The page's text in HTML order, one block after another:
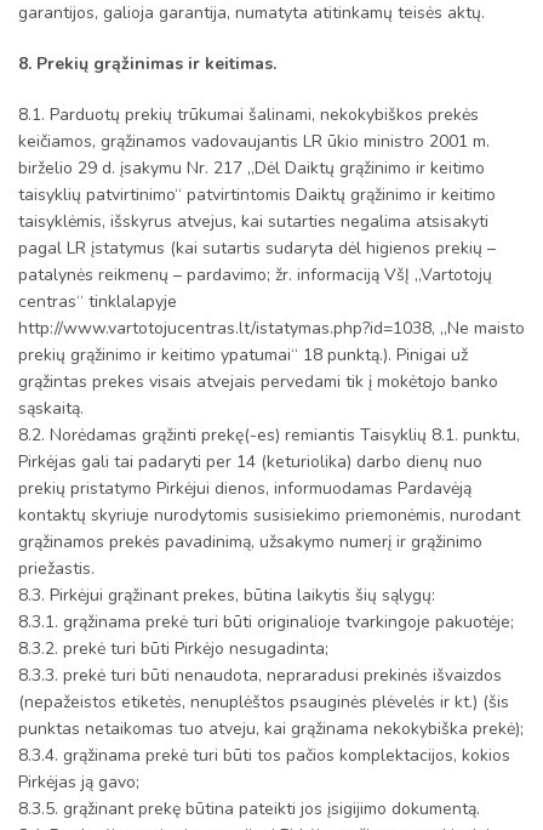
garantijos, galioja garantija, numatyta atitinkamų teisės aktų.
8. Prekių grąžinimas ir keitimas.
8.1. Parduotų prekių trūkumai šalinami, nekokybiškos prekės
keičiamos, grąžinamos vadovaujantis LR ūkio ministro 2001 m.
birželio 29 d. įsakymu Nr. 217 „Dėl Daiktų grąžinimo ir keitimo
taisyklių patvirtinimo“ patvirtintomis Daiktų grąžinimo ir keitimo
taisyklėmis, išskyrus atvejus, kai sutarties negalima atsisakyti
pagal LR įstatymus (kai sutartis sudaryta dėl higienos prekių –
patalynės reikmenų – pardavimo; žr. informaciją VšĮ „Vartotojų
centras“ tinklalapyje
http://www.vartotojucentras.lt/istatymas.php?id=1038, „Ne maisto
prekių grąžinimo ir keitimo ypatumai“ 18 punktą.). Pinigai už
grąžintas prekes visais atvejais pervedami tik į mokėtojo banko
sąskaitą.
8.2. Norėdamas grąžinti prekę(-es) remiantis Taisyklių 8.1. punktu,
Pirkėjas gali tai padaryti per 14 (keturiolika) darbo dienų nuo
prekių pristatymo Pirkėjui dienos, informuodamas Pardavėją
kontaktų skyriuje nurodytomis susisiekimo priemonėmis, nurodant
grąžinamos prekės pavadinimą, užsakymo numerį ir grąžinimo
priežastis.
8.3. Pirkėjui grąžinant prekes, būtina laikytis šių sąlygų:
8.3.1. grąžinama prekė turi būti originalioje tvarkingoje pakuotėje;
8.3.2. prekė turi būti Pirkėjo nesugadinta;
8.3.3. prekė turi būti nenaudota, nepraradusi prekinės išvaizdos
(nepažeistos etiketės, nenuplėštos psauginės plėvelės ir kt.) (šis
punktas netaikomas tuo atveju, kai grąžinama nekokybiška prekė);
8.3.4. grąžinama prekė turi būti tos pačios komplektacijos, kokios
Pirkėjas ją gavo;
8.3.5. grąžinant prekę būtina pateikti jos įsigijimo dokumentą.